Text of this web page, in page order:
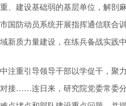
、建设基础弱的基层单位，解剖
国防动员系统开展指挥通信联合
新质力量建设，在练兵备战实践
重引导领导干部以学促干，聚
接……连日来，研究院党委常委